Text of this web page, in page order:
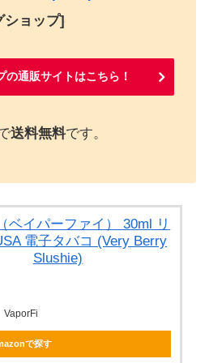
ョップ]
の通販サイトはこちら！
送料無料です。
ベイパーファイ） 30ml リ
電子タバコ (Very Berry
Slushie)
VaporFi
で探す